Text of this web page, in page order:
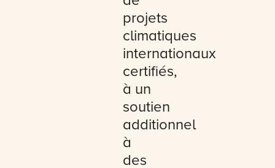
projets
climatiques
internationaux
certifiés,
à un
soutien
additionnel
à
des